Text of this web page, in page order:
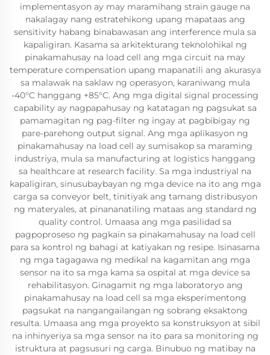
implementasyon ay may maramihang strain gauge na
nakalagay nang estratehikong upang mapataas ang
sensitivity habang binabawasan ang interference mula sa
kapaligiran. Kasama sa arkitekturang teknolohikal ng
pinakamahusay na load cell ang mga circuit na may
temperature compensation upang mapanatili ang akurasya
sa malawak na saklaw ng operasyon, karaniwang mula
-40°C hanggang +85°C. Ang mga digital signal processing
capability ay nagpapahusay ng katatagan ng pagsukat sa
pamamagitan ng pag-filter ng ingay at pagbibigay ng
pare-parehong output signal. Ang mga aplikasyon ng
pinakamahusay na load cell ay sumisakop sa maraming
industriya, mula sa manufacturing at logistics hanggang
sa healthcare at research facility. Sa mga industriyal na
kapaligiran, sinusubaybayan ng mga device na ito ang mga
carga sa conveyor belt, tinitiyak ang tamang distribusyon
ng materyales, at pinananatiling mataas ang standard ng
quality control. Umaasa ang mga pasilidad sa
pagpoproseso ng pagkain sa pinakamahusay na load cell
para sa kontrol ng bahagi at katiyakan ng resipe. Isinasama
ng mga tagagawa ng medikal na kagamitan ang mga
sensor na ito sa mga kama sa ospital at mga device sa
rehabilitasyon. Ginagamit ng mga laboratoryo ang
pinakamahusay na load cell sa mga eksperimentong
pagsukat na nangangailangan ng sobrang eksaktong
resulta. Umaasa ang mga proyekto sa konstruksyon at sibil
na inhinyeriya sa mga sensor na ito para sa monitoring ng
istruktura at pagsusuri ng carga. Binubuo ng matibay na